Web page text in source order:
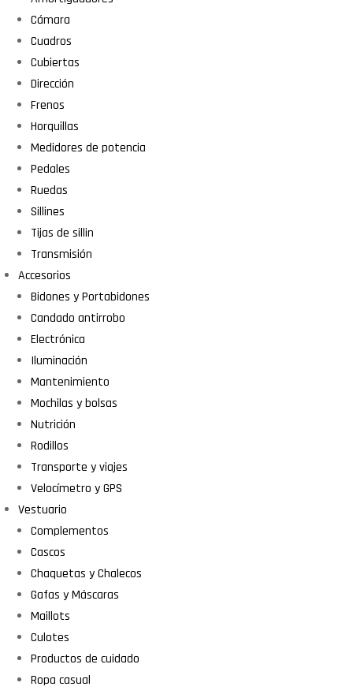
Cámara
Cuadros
Cubiertas
Dirección
Frenos
Horquillas
Medidores de potencia
Pedales
Ruedas
Sillines
Tijas de sillin
Transmisión
Accesorios
Bidones y Portabidones
Candado antirrobo
Electrónica
Iluminación
Mantenimiento
Mochilas y bolsas
Nutrición
Rodillos
Transporte y viajes
Velocímetro y GPS
Vestuario
Complementos
Cascos
Chaquetas y Chalecos
Gafas y Máscaras
Maillots
Culotes
Productos de cuidado
Ropa casual